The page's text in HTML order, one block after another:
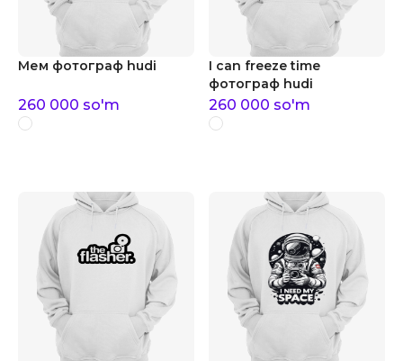
Мем фотограф hudi
260 000 so'm
I can freeze time
фотограф hudi
260 000 so'm